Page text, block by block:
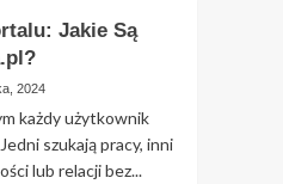
Jakie Są
2024
każdy użytkownik
szukają pracy, inni
lub relacji bez...